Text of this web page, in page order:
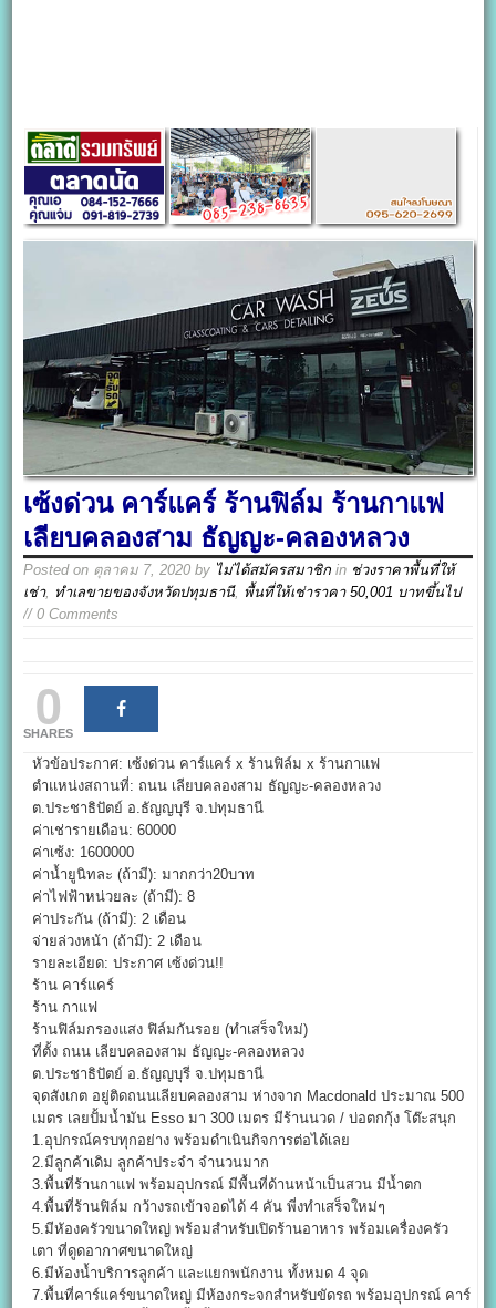
เซ้งด่วน คาร์แคร์ ร้านฟิล์ม ร้านกาแฟ
เลียบคลองสาม ธัญญะ-คลองหลวง
Posted on ตุลาคม 7, 2020 by ไม่ได้สมัครสมาชิก in ช่วงราคาพื้นที่ให้
เช่า, ทำเลขายของจังหวัดปทุมธานี, พื้นที่ให้เช่าราคา 50,001 บาทขึ้นไป
// 0 Comments
0
SHARES
หัวข้อประกาศ: เซ้งด่วน คาร์แคร์ x ร้านฟิล์ม x ร้านกาแฟ
ตำแหน่งสถานที่: ถนน เลียบคลองสาม ธัญญะ-คลองหลวง
ต.ประชาธิปัตย์ อ.ธัญญบุรี จ.ปทุมธานี
ค่าเช่ารายเดือน: 60000
ค่าเซ้ง: 1600000
ค่าน้ำยูนิทละ (ถ้ามี): มากกว่า20บาท
ค่าไฟฟ้าหน่วยละ (ถ้ามี): 8
ค่าประกัน (ถ้ามี): 2 เดือน
จ่ายล่วงหน้า (ถ้ามี): 2 เดือน
รายละเอียด: ประกาศ เซ้งด่วน!!
ร้าน คาร์แคร์
ร้าน กาแฟ
ร้านฟิล์มกรองแสง ฟิล์มกันรอย (ทำเสร็จใหม่)
ที่ตั้ง ถนน เลียบคลองสาม ธัญญะ-คลองหลวง
ต.ประชาธิปัตย์ อ.ธัญญบุรี จ.ปทุมธานี
จุดสังเกต อยู่ติดถนนเลียบคลองสาม ห่างจาก Macdonald ประมาณ 500
เมตร เลยปั้มน้ำมัน Esso มา 300 เมตร มีร้านนวด / บ่อตกกุ้ง โต๊ะสนุก
1.อุปกรณ์ครบทุกอย่าง พร้อมดำเนินกิจการต่อได้เลย
2.มีลูกค้าเดิม ลูกค้าประจำ จำนวนมาก
3.พื้นที่ร้านกาแฟ พร้อมอุปกรณ์ มีพื้นที่ด้านหน้าเป็นสวน มีน้ำตก
4.พื้นที่ร้านฟิล์ม กว้างรถเข้าจอดได้ 4 คัน พี่งทำเสร็จใหม่ๆ
5.มีหัองครัวขนาดใหญ่ พร้อมสำหรับเปิดร้านอาหาร พร้อมเครื่องครัว
เตา ที่ดูดอากาศขนาดใหญ่
6.มีห้องน้ำบริการลูกค้า และแยกพนักงาน ทั้งหมด 4 จุด
7.พื้นที่คาร์แคร์ขนาดใหญ่ มีห้องกระจกสำหรับขัดรถ พร้อมอุปกรณ์ คาร์